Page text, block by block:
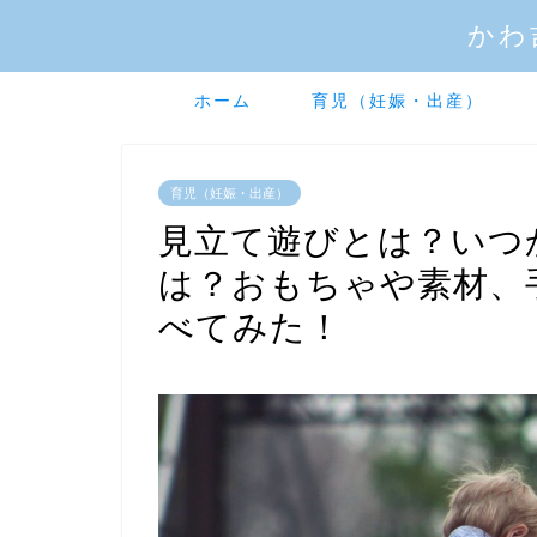
かわ
ホーム 育児（妊娠・出産）
育児（妊娠・出産）
見立て遊びとは？い
は？おもちゃや素材
べてみた！